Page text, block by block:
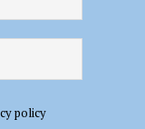
per le vie
policy